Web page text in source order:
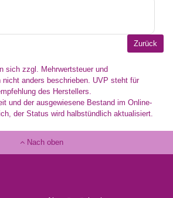
sich zzgl. Mehrwertsteuer und
nicht anders beschrieben. UVP steht für
des Herstellers.
und der ausgewiesene Bestand im Online-
der Status wird halbstündlich aktualisiert.
Nach oben